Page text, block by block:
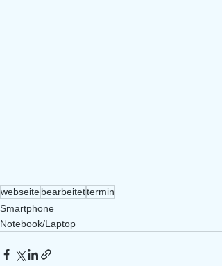
webseitebearbeitettermin
Smartphone
Notebook/Laptop